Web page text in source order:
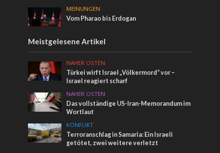
MEINUNGEN
Vom Pharao bis Erdogan
Meistgelesene Artikel
NAHER OSTEN
Türkei wirft Israel „Völkermord“ vor –
Israel reagiert scharf
NAHER OSTEN
Das vollständige US-Iran-Memorandum im
Wortlaut
KONFLIKT
Terroranschlag in Samaria: Ein Israeli
getötet, zwei weitere verletzt